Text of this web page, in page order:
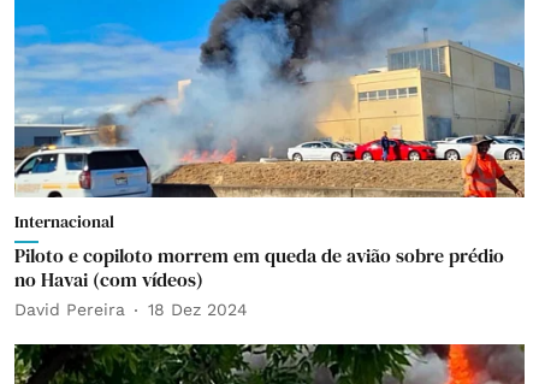
Internacional
Piloto e copiloto morrem em queda de avião sobre prédio
no Havai (com vídeos)
David Pereira 18 Dez 2024